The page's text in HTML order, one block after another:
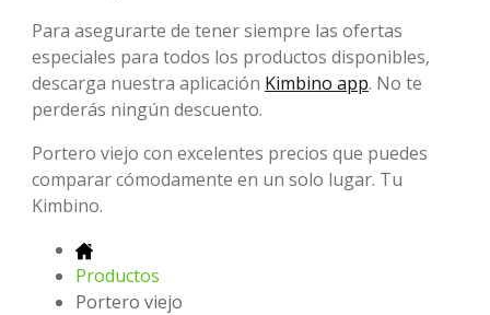
Para asegurarte de tener siempre las ofertas
especiales para todos los productos disponibles,
descarga nuestra aplicación Kimbino app. No te
perderás ningún descuento.
Portero viejo con excelentes precios que puedes
comparar cómodamente en un solo lugar. Tu
Kimbino.
Productos
Portero viejo